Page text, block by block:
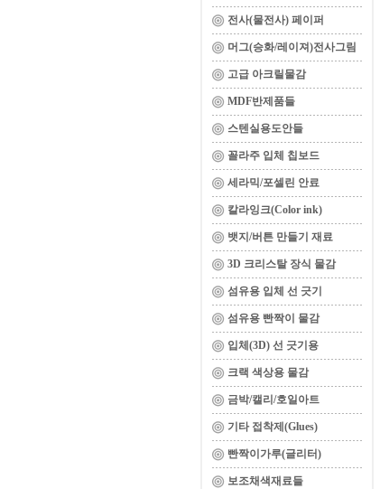
전사(물전사) 페이퍼
머그(승화/레이져)전사그림
고급 아크릴물감
MDF반제품들
스텐실용도안들
꼴라주 입체 칩보드
세라믹/포셀린 안료
칼라잉크(Color ink)
뱃지/버튼 만들기 재료
3D 크리스탈 장식 물감
섬유용 입체 선 긋기
섬유용 빤짝이 물감
입체(3D) 선 긋기용
크랙 색상용 물감
금박/캘리/호일아트
기타 접착제(Glues)
빤짝이가루(글리터)
보조채색재료들